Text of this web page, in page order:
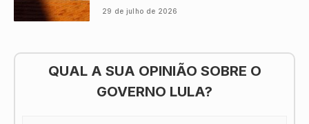
29 de julho de 2026
QUAL A SUA OPINIÃO SOBRE O
GOVERNO LULA?